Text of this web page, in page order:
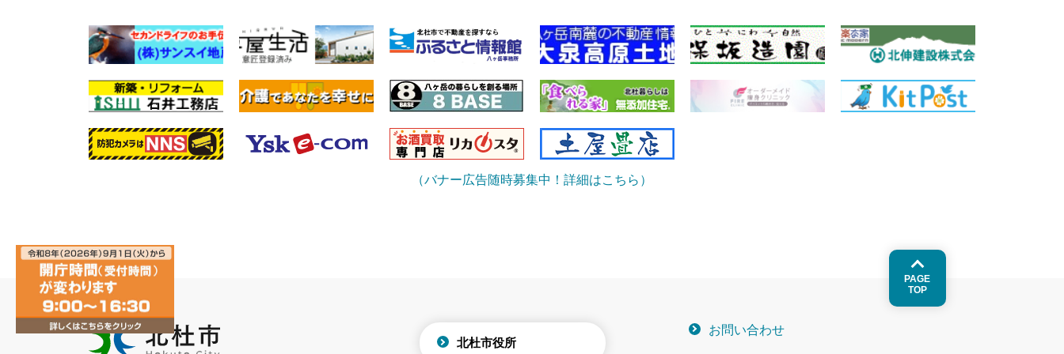
（バナー広告随時募集中！詳細はこちら）
PAGE
TOP
北杜市役所
お問い合わせ